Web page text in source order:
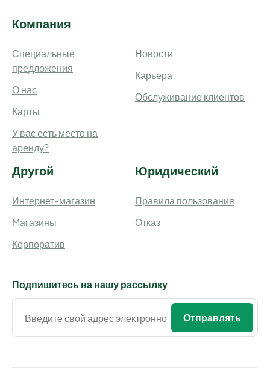
Компания
Специальные
предложения
О нас
Карты
У вас есть место на
аренду?
Новости
Карьера
Обслуживание клиентов
Другой
Интернет-магазин
Mагазины
Корпоратив
Юридический
Правила пользования
Отказ
Подпишитесь на нашу рассылку
Отправлять